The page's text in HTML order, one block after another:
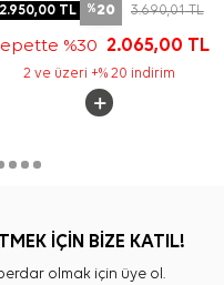
2.950,00TL %20 3.690,01TL
%30 2.065,00 TL
2 ve üzeri +% 20 indirim
İÇİN BİZE KATIL!
olmak için üye ol.